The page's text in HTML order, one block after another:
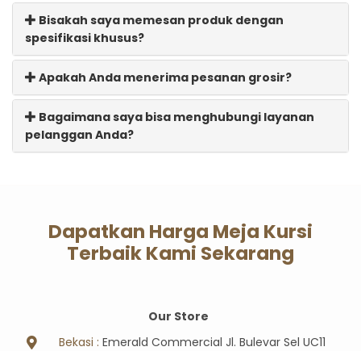
Bisakah saya memesan produk dengan
spesifikasi khusus?
Apakah Anda menerima pesanan grosir?
Bagaimana saya bisa menghubungi layanan
pelanggan Anda?
Dapatkan Harga Meja Kursi
Terbaik Kami Sekarang
Our Store
Bekasi : Emerald Commercial Jl. Bulevar Sel UC11